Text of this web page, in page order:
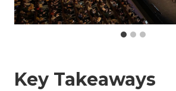
Key Takeaways